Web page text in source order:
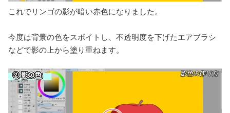
これでリンゴの影が暗い赤色になりました。
今度は背景の色をスポイトし、不透明度を下げたエアブラシ
などで影の上から塗り重ねます。